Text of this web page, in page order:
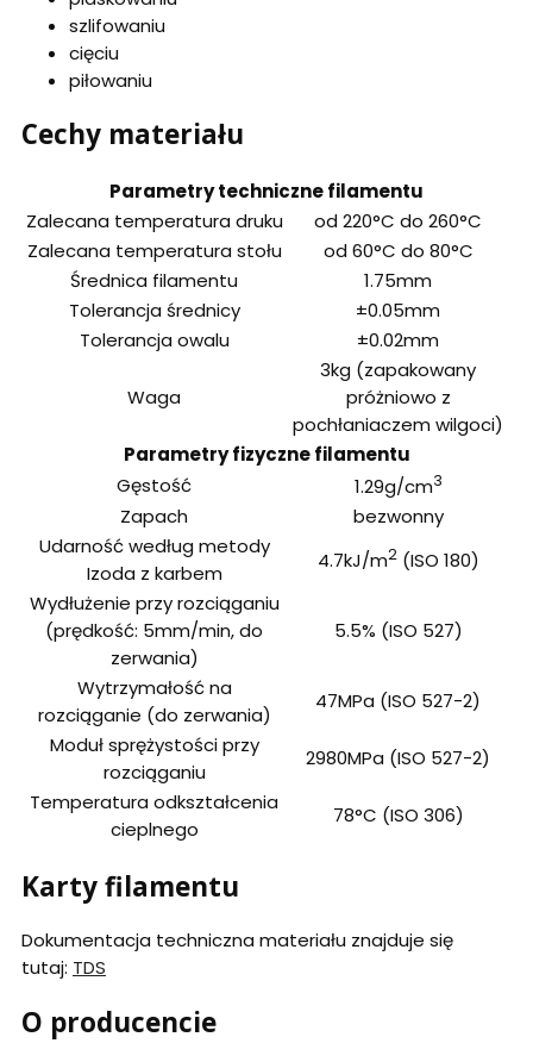
szlifowaniu
cięciu
piłowaniu
Cechy materiału
Parametry techniczne filamentu
Zalecana temperatura druku
od 220°C do 260°C
Zalecana temperatura stołu
od 60°C do 80°C
Średnica filamentu
1.75mm
Tolerancja średnicy
±0.05mm
Tolerancja owalu
±0.02mm
Waga
3kg (zapakowany
próżniowo z
pochłaniaczem wilgoci)
Parametry fizyczne filamentu
Gęstość
1.29g/cm3
Zapach
bezwonny
Udarność według metody
Izoda z karbem
4.7kJ/m2(ISO 180)
Wydłużenie przy rozciąganiu
(prędkość: 5mm/min, do
zerwania)
5.5% (ISO 527)
Wytrzymałość na
rozciąganie (do zerwania)
47MPa (ISO 527-2)
Moduł sprężystości przy
rozciąganiu
2980MPa (ISO 527-2)
Temperatura odkształcenia
cieplnego
78°C (ISO 306)
Karty filamentu
Dokumentacja techniczna materiału znajduje się
tutaj: TDS
O producencie